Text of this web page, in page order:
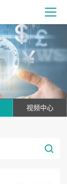
视频中心